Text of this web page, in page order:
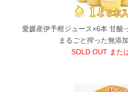
愛媛産伊予柑ジュース×6本 甘酸
まるごと搾った無添
SOLD OUT また